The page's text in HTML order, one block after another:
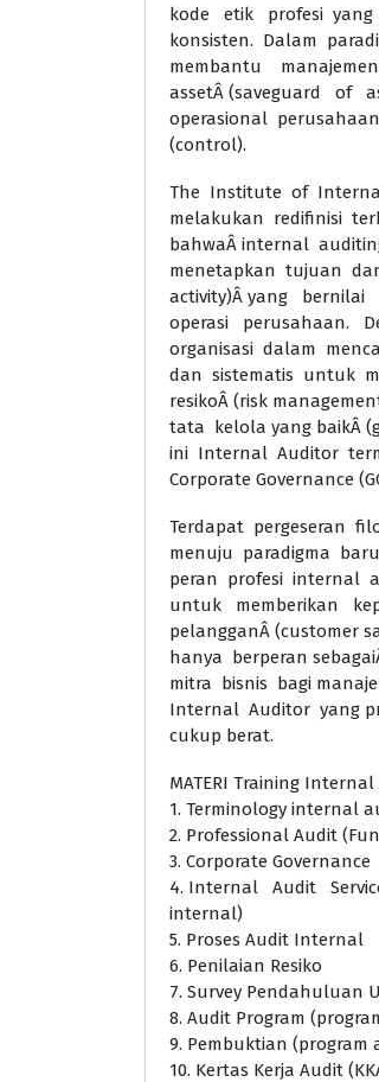
kode etik profesi yang
konsisten. Dalam
membantu
assetÂ (saveguard of
operasional
(control).
The Institute of
melakukan redifinisi
bahwaÂ internal
menetapkan tujuan
activity)Â yang bernilai
operasi perusahaan.
organisasi dalam
dan sistematis untuk
resikoÂ (risk
tata kelola yang baikÂ
ini Internal Auditor
Corporate Governance
Terdapat pergeseran
menuju paradigma
peran profesi internal
untuk memberikan
pelangganÂ (customer
hanya berperan
mitra bisnis bagi
Internal Auditor yang
cukup berat.
MATERI Training
1. Terminology internal
2. Professional Audit
3. Corporate Governance
4. Internal Audit
internal)
5. Proses Audit Internal
6. Penilaian Resiko
7. Survey Pendahuluan
8. Audit Program
9. Pembuktian
10. Kertas Kerja Audit